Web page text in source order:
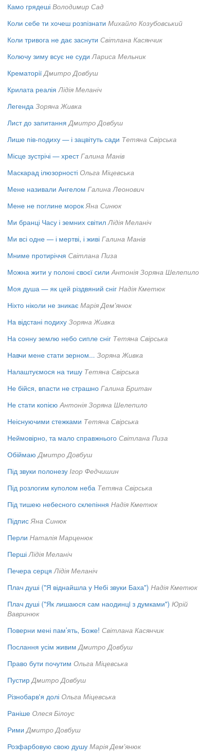
Камо грядеші Володимир Сад
Коли себе ти хочеш розпізнати Михайло Козубовський
Коли тривога не дає заснути Світлана Касянчик
Колючу зиму всує не суди Лариса Мельник
Крематорії Дмитро Довбуш
Крилата реалія Лідія Меланіч
Легенда Зоряна Живка
Лист до запитання Дмитро Довбуш
Лише пів-подиху — і зацвітуть сади Тетяна Свірська
Місце зустрічі — хрест Галина Манів
Маскарад ілюзорності Ольга Міцевська
Мене називали Ангелом Галина Леонович
Мене не поглине морок Яна Синюк
Ми бранці Часу і земних світил Лідія Меланіч
Ми всі одне — і мертві, і живі Галина Манів
Мниме протиріччя Світлана Пиза
Можна жити у полоні своєї сили Антонія Зоряна Шелепило
Моя душа — як цей різдвяний сніг Надія Кметюк
Ніхто ніколи не зникає Марія Дем'янюк
На відстані подиху Зоряна Живка
На сонну землю небо сипле сніг Тетяна Свірська
Навчи мене стати зерном... Зоряна Живка
Налаштуємося на тишу Тетяна Свірська
Не бійся, впасти не страшно Галина Британ
Не стати копією Антонія Зоряна Шелепило
Неіснуючими стежками Тетяна Свірська
Неймовірно, та мало справжнього Світлана Пиза
Обіймаю Дмитро Довбуш
Під звуки полонезу Ігор Федчишин
Під розлогим куполом неба Тетяна Свірська
Під тишею небесного склепіння Надія Кметюк
Підпис Яна Синюк
Перли Наталія Марценюк
Перші Лідія Меланіч
Печера серця Лідія Меланіч
Плач душі ("Я віднайшла у Небі звуки Баха") Надія Кметюк
Плач душі ("Як лишаюся сам наодинцi з думками") Юрій
Вавринюк
Поверни мені пам’ять, Боже! Світлана Касянчик
Послання усім живим Дмитро Довбуш
Право бути почутим Ольга Міцевська
Пустир Дмитро Довбуш
Різнобарв'я долі Ольга Міцевська
Раніше Олеся Білоус
Рими Дмитро Довбуш
Розфарбовую свою душу Марія Дем'янюк